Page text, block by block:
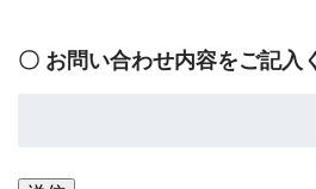
〇 お問い合わせ内容をご記入